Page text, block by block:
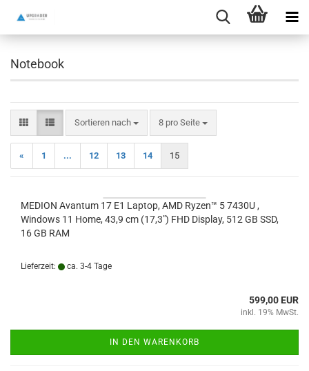
Notebook
Sortieren nach
Sortieren nach 8 pro Seite
pro Seite
« 1 ... 12 13 14 15
MEDION Avantum 17 E1 Laptop, AMD Ryzen™ 5 7430U ,
Windows 11 Home, 43,9 cm (17,3") FHD Display, 512 GB SSD,
16 GB RAM
Lieferzeit: ca. 3-4 Tage
599,00 EUR
inkl. 19% MwSt.
IN DEN WARENKORB